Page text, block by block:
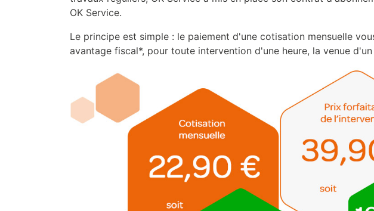
OK Service.
Le principe est simple : le paiement d'une cotisation mensuelle
avantage fiscal*, pour toute intervention d'une heure, la venue